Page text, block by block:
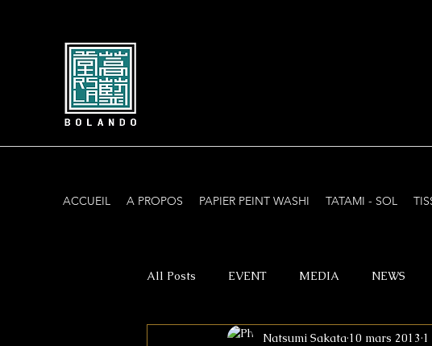
ACCUEIL A PROPOS PAPIER PEINT WASHI TATAMI - SOL
All Posts EVENT MEDIA NEWS
Natsumi Sakata 10 mars 2013